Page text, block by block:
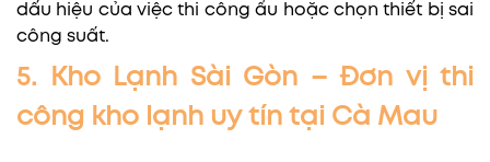
dấu hiệu của việc thi công ẩu hoặc chọn thiết bị sai
công suất.
5. Kho Lạnh Sài Gòn – Đơn vị thi
công kho lạnh uy tín tại Cà Mau